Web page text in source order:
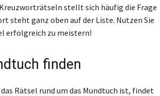
stellt sich häufig die Frage
steht ganz oben auf der Liste. Nutzen Sie
erfolgreich zu meistern!
finden
Rätsel rund um das Mundtuch ist, findet